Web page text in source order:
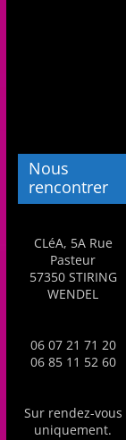
Nous
rencontrer
CLéA, 5A Rue
Pasteur
57350 STIRING
WENDEL
06 07 21 71 20
06 85 11 52 60
Sur rendez-vous
uniquement.